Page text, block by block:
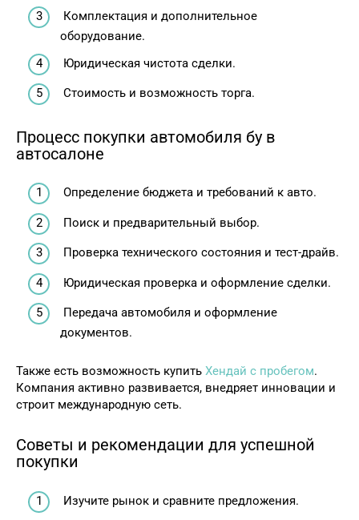
Комплектация и дополнительное
оборудование.
Юридическая чистота сделки.
Стоимость и возможность торга.
Процесс покупки автомобиля бу в
автосалоне
Определение бюджета и требований к авто.
Поиск и предварительный выбор.
Проверка технического состояния и тест-драйв.
Юридическая проверка и оформление сделки.
Передача автомобиля и оформление
документов.
Также есть возможность купить Хендай с пробегом.
Компания активно развивается, внедряет инновации и
строит международную сеть.
Советы и рекомендации для успешной
покупки
Изучите рынок и сравните предложения.